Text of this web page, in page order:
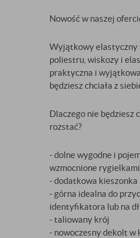
Nowość w naszej
Wyjątkowy elastyczny
poliestru, wiskozy i
praktyczna i
będziesz chciała z
Dlaczego nie będziesz
rozstać?
- dolne wygodne i
wzmocnione rygielkami
- dodatkowa
- górna idealna do
identyfikatora lub na
- taliowany krój
- nowoczesny dekolt w